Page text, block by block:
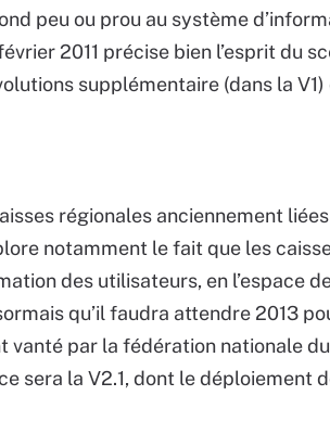
peu ou prou au système
2011 précise bien l’esprit du
supplémentaire (dans la
régionales anciennement
notamment le fait que les
des utilisateurs, en l’espace
qu’il faudra attendre 2013
vanté par la fédération nationale
sera la V2.1, dont le déploiement